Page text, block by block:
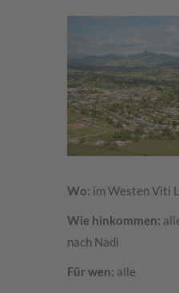
Wo: im Westen Viti
Wie hinkommen:
nach Nadi
Für wen: alle